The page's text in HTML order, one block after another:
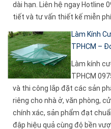
dài hạn. Liên hệ ngay Hotline
tiết và tư vấn thiết kế miễn
Làm Kính
TPHCM –
Làm kính
TPHCM
và thi công lắp đặt các sản
riêng cho nhà ở, văn phòng,
chính xác, sản phẩm đạt
đập hiệu quả cùng độ bền